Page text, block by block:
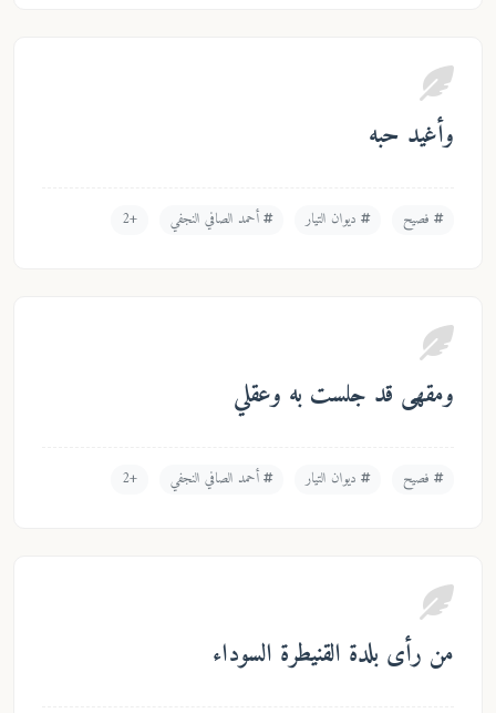
وأغيد حبه
فصيح ديوان التيار أحمد الصافي النجفي +2
ومقهى قد جلست به وعقلي
فصيح ديوان التيار أحمد الصافي النجفي +2
من رأى بلدة القنيطرة السوداء